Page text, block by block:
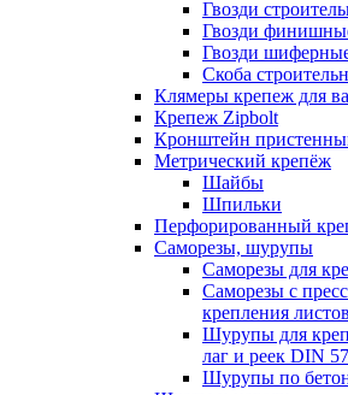
Гвозди
Гвозди
Гвозди
Скоба
Клямеры крепеж для
Крепеж Zipbolt
Кронштейн
Метрический крепёж
Шайбы
Шпильки
Перфорированный
Саморезы, шурупы
Саморезы для
Саморезы с
крепления
Шурупы для
лаг и реек DIN
Шурупы по